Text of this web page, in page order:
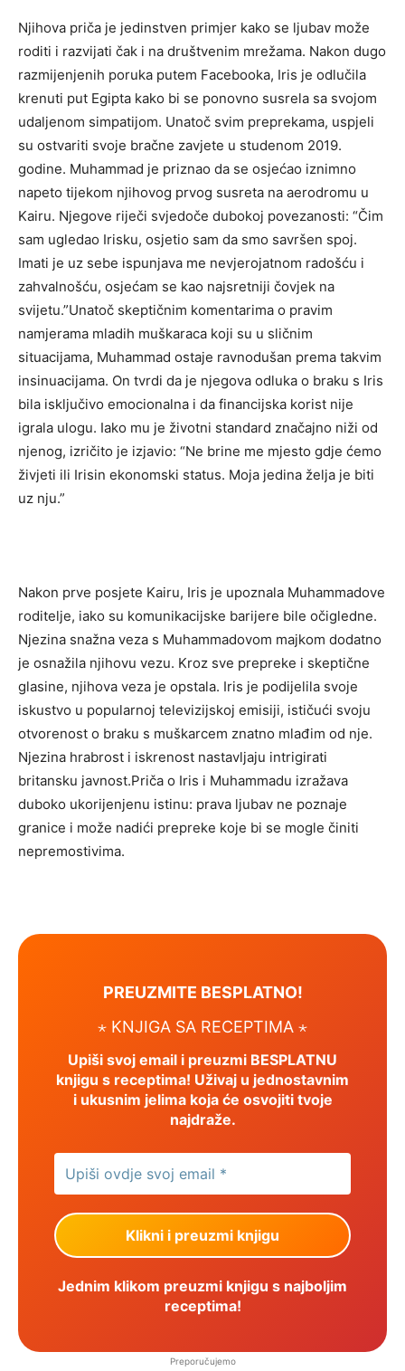
Njihova priča je jedinstven primjer kako se ljubav može
roditi i razvijati čak i na društvenim mrežama. Nakon dugo
razmijenjenih poruka putem Facebooka, Iris je odlučila
krenuti put Egipta kako bi se ponovno susrela sa svojom
udaljenom simpatijom. Unatoč svim preprekama, uspjeli
su ostvariti svoje bračne zavjete u studenom 2019.
godine. Muhammad je priznao da se osjećao iznimno
napeto tijekom njihovog prvog susreta na aerodromu u
Kairu. Njegove riječi svjedoče dubokoj povezanosti: “Čim
sam ugledao Irisku, osjetio sam da smo savršen spoj.
Imati je uz sebe ispunjava me nevjerojatnom radošću i
zahvalnošću, osjećam se kao najsretniji čovjek na
svijetu.”Unatoč skeptičnim komentarima o pravim
namjerama mladih muškaraca koji su u sličnim
situacijama, Muhammad ostaje ravnodušan prema takvim
insinuacijama. On tvrdi da je njegova odluka o braku s Iris
bila isključivo emocionalna i da financijska korist nije
igrala ulogu. Iako mu je životni standard značajno niži od
njenog, izričito je izjavio: “Ne brine me mjesto gdje ćemo
živjeti ili Irisin ekonomski status. Moja jedina želja je biti
uz nju.”
Nakon prve posjete Kairu, Iris je upoznala Muhammadove
roditelje, iako su komunikacijske barijere bile očigledne.
Njezina snažna veza s Muhammadovom majkom dodatno
je osnažila njihovu vezu. Kroz sve prepreke i skeptične
glasine, njihova veza je opstala. Iris je podijelila svoje
iskustvo u popularnoj televizijskoj emisiji, ističući svoju
otvorenost o braku s muškarcem znatno mlađim od nje.
Njezina hrabrost i iskrenost nastavljaju intrigirati
britansku javnost.Priča o Iris i Muhammadu izražava
duboko ukorijenjenu istinu: prava ljubav ne poznaje
granice i može nadići prepreke koje bi se mogle činiti
nepremostivima.
PREUZMITE BESPLATNO!
⋆ KNJIGA SA RECEPTIMA ⋆
Upiši svoj email i preuzmi BESPLATNU
knjigu s receptima! Uživaj u jednostavnim
i ukusnim jelima koja će osvojiti tvoje
najdraže.
Jednim klikom preuzmi knjigu s najboljim
receptima!
Preporučujemo